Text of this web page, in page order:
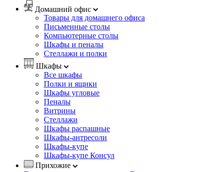
Домашний офис
Товары для домашнего офиса
Письменные столы
Компьютерные столы
Шкафы и пеналы
Стеллажи и полки
Шкафы
Все шкафы
Полки и ящики
Шкафы угловые
Пеналы
Витрины
Стеллажи
Шкафы распашные
Шкафы-антресоли
Шкафы-купе
Шкафы-купе Консул
Прихожие